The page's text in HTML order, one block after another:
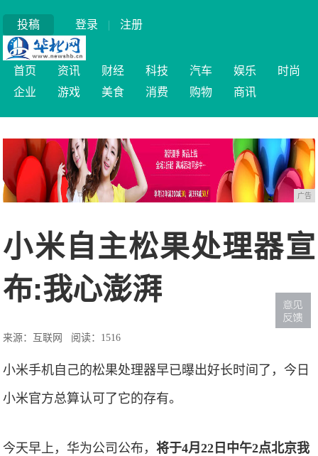
投稿 登录 | 注册
首页 资讯 财经 科技 汽车 娱乐
时尚
企业
游戏 美食 消费 购物 商讯
广告
小米自主松果处理器宣
布:我心澎湃
来源：互联网 阅读：1516
小米手机自己的松果处理器早已曝出好长时间了，今日
小米官方总算认可了它的存有。
今天早上，华为公司公布，将于4月22日中午2点北京我